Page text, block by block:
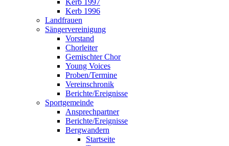
Kerb 1997
Kerb 1996
Landfrauen
Sängervereinigung
Vorstand
Chorleiter
Gemischter Chor
Young Voices
Proben/Termine
Vereinschronik
Berichte/Ereignisse
Sportgemeinde
Ansprechpartner
Berichte/Ereignisse
Bergwandern
Startseite